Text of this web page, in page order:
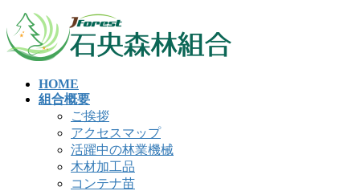
コ
ン
テ
ナ
ビ
ゲ
HOME
組合概要
ご挨拶
アクセスマップ
活躍中の林業機械
木材加工品
コンテナ苗